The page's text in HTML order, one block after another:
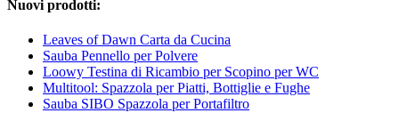
Nuovi prodotti:
Leaves of Dawn Carta da Cucina
Sauba Pennello per Polvere
Loowy Testina di Ricambio per Scopino per WC
Multitool: Spazzola per Piatti, Bottiglie e Fughe
Sauba SIBO Spazzola per Portafiltro